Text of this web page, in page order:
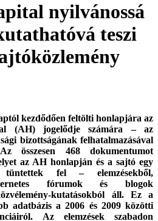
nyilvánossá
teszi
kezdődően feltölti honlapjára az
(AH) jogelődje számára – az
bizottságának felhatalmazásával
összesen 468 dokumentumot
az AH honlapján és a sajtó egy
fel – elemzésekből,
fórumok és blogok
kutatásokból áll. Ez a
adatbázis a 2006 és 2009 közötti
Az elemzések szabadon